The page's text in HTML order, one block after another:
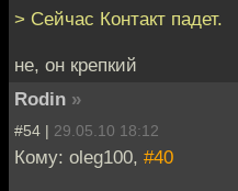
> Сейчас Контакт падет.
не, он крепкий
Rodin »
#54 | 29.05.10 18:12
Кому: oleg100, #40